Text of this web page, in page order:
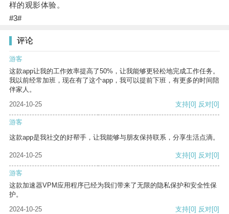
样的观影体验。
#3#
评论
游客
这款app让我的工作效率提高了50%，让我能够更轻松地完成工作任务。
我以前经常加班，现在有了这个app，我可以提前下班，有更多的时间陪
伴家人。
2024-10-25
支持[0] 反对[0]
游客
这款app是我社交的好帮手，让我能够与朋友保持联系，分享生活点滴。
2024-10-25 支持[0] 反对[0]
游客
这款加速器VPM应用程序已经为我们带来了无限的隐私保护和安全性保
护。
2024-10-25
支持[0] 反对[0]